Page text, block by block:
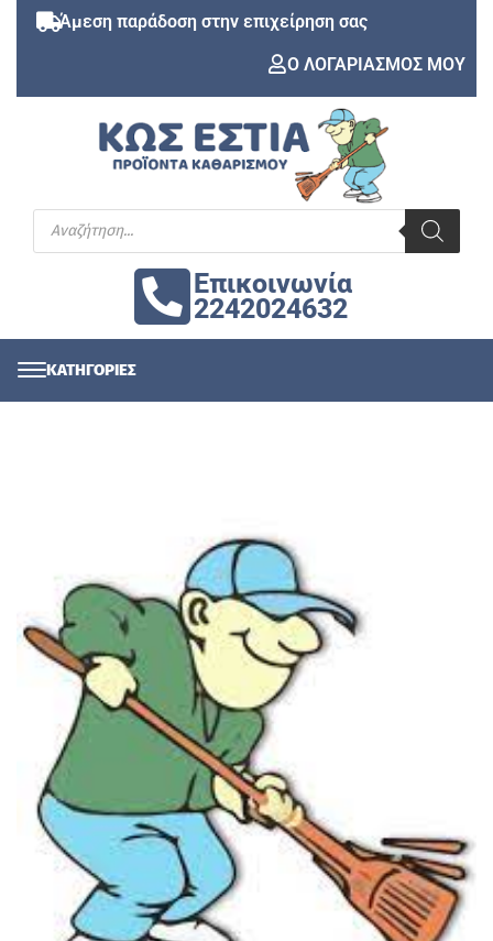
Άμεση παράδοση στην επιχείρηση σας
Ο ΛΟΓΑΡΙΑΣΜΟΣ ΜΟΥ
Επικοινωνία
2242024632